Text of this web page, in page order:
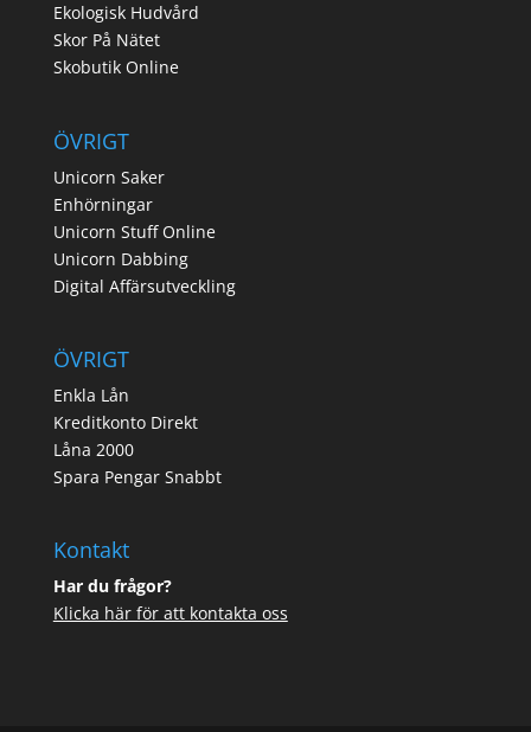
Ekologisk Hudvård
Skor På Nätet
Skobutik Online
ÖVRIGT
Unicorn Saker
Enhörningar
Unicorn Stuff Online
Unicorn Dabbing
Digital Affärsutveckling
ÖVRIGT
Enkla Lån
Kreditkonto Direkt
Låna 2000
Spara Pengar Snabbt
Kontakt
Har du frågor?
Klicka här för att kontakta oss